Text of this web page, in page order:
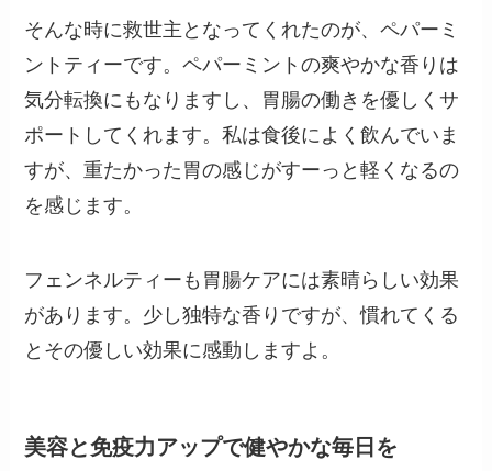
そんな時に救世主となってくれたのが、ペパーミ
ントティーです。ペパーミントの爽やかな香りは
気分転換にもなりますし、胃腸の働きを優しくサ
ポートしてくれます。私は食後によく飲んでいま
すが、重たかった胃の感じがすーっと軽くなるの
を感じます。
フェンネルティーも胃腸ケアには素晴らしい効果
があります。少し独特な香りですが、慣れてくる
とその優しい効果に感動しますよ。
美容と免疫力アップで健やかな毎日を